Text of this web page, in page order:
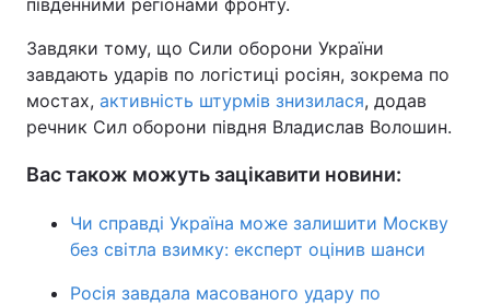
південними регіонами фронту.
Завдяки тому, що Сили оборони України
завдають ударів по логістиці росіян, зокрема по
мостах, активність штурмів знизилася, додав
речник Сил оборони півдня Владислав Волошин.
Вас також можуть зацікавити новини:
Чи справді Україна може залишити Москву
без світла взимку: експерт оцінив шанси
Росія завдала масованого удару по